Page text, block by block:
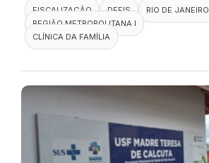
FISCALIZAÇÃO DEFIS
RIO DE JANEIRO
REGIÃO METROPOLITANA I
CLÍNICA DA FAMÍLIA